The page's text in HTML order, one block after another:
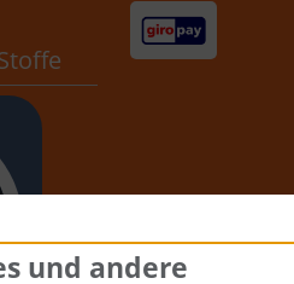
und andere